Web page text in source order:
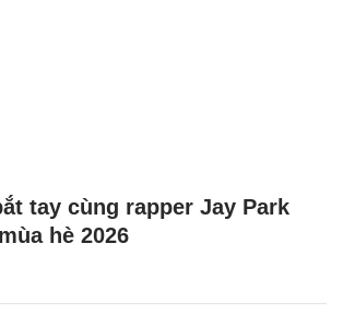
tay cùng rapper Jay Park
hè 2026